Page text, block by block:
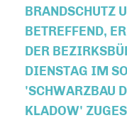
BRANDSCHUTZ
BETREFFEND,
DER
DIENSTAG IM
'SCHWARZBAU
KLADOW'